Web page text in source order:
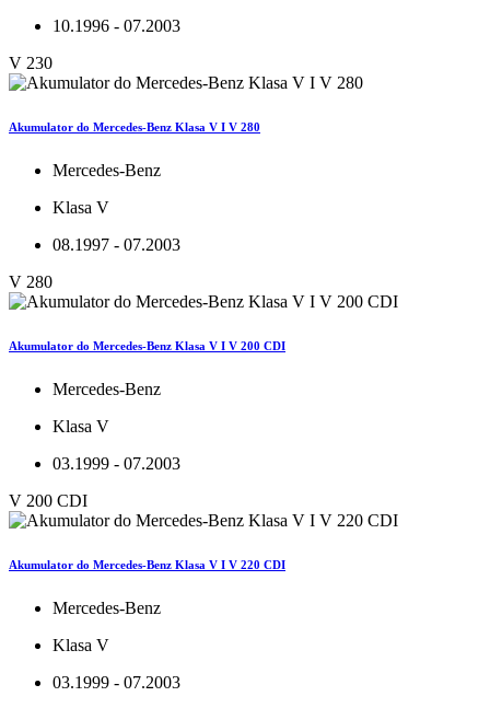
10.1996 - 07.2003
V 230
Akumulator do Mercedes-Benz Klasa V I V 280
Mercedes-Benz
Klasa V
08.1997 - 07.2003
V 280
Akumulator do Mercedes-Benz Klasa V I V 200 CDI
Mercedes-Benz
Klasa V
03.1999 - 07.2003
V 200 CDI
Akumulator do Mercedes-Benz Klasa V I V 220 CDI
Mercedes-Benz
Klasa V
03.1999 - 07.2003